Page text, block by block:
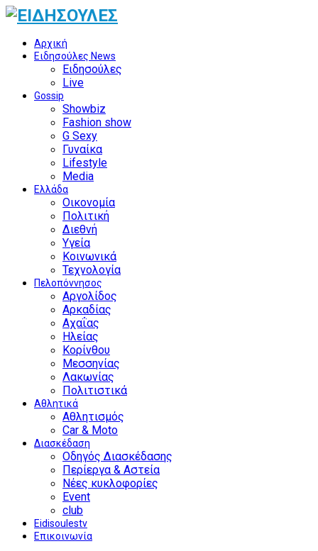
Αρχική
Ειδησούλες News
Ειδησούλες
Live
Gossip
Showbiz
Fashion show
G Sexy
Γυναίκα
Lifestyle
Media
Ελλάδα
Οικονομία
Πολιτική
Διεθνή
Υγεία
Κοινωνικά
Τεχνολογία
Πελοπόννησος
Αργολίδος
Αρκαδίας
Αχαΐας
Ηλείας
Κορίνθου
Μεσσηνίας
Λακωνίας
Πολιτιστικά
Αθλητικά
Αθλητισμός
Car & Moto
Διασκέδαση
Οδηγός Διασκέδασης
Περίεργα & Αστεία
Νέες κυκλοφορίες
Event
club
Eidisoulestv
Επικοινωνία